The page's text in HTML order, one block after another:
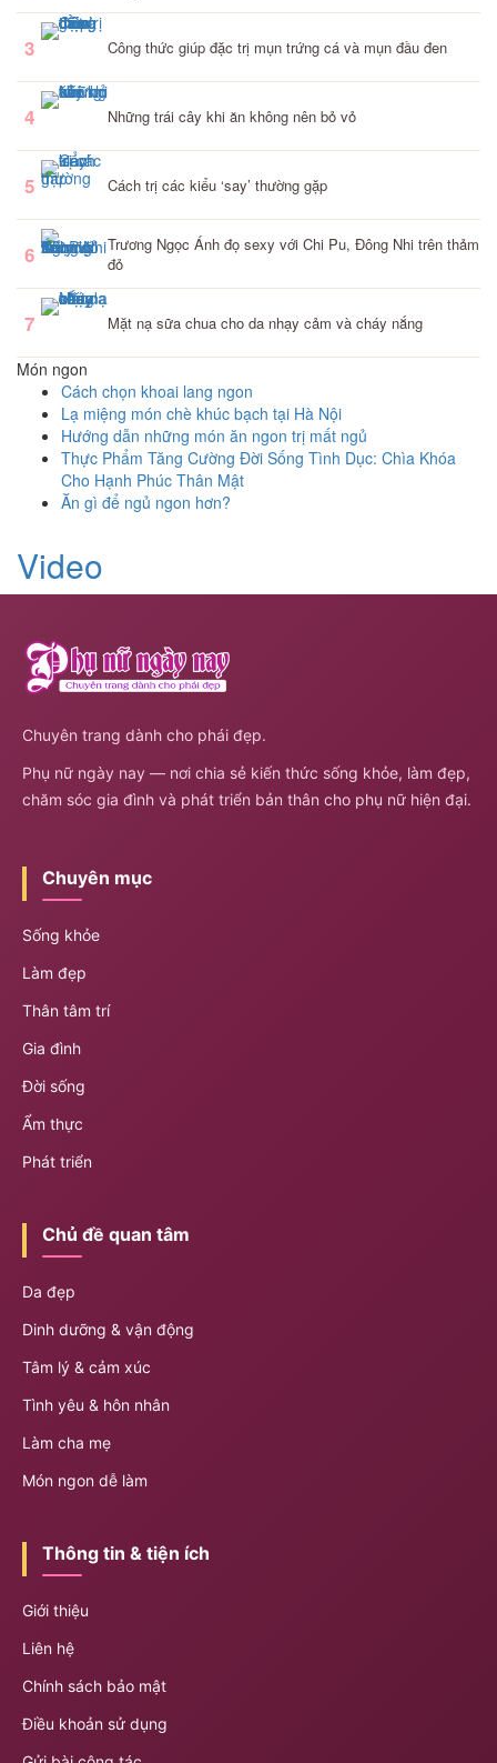
3 Công thức giúp đặc trị mụn trứng cá và mụn đầu đen
4 Những trái cây khi ăn không nên bỏ vỏ
5 Cách trị các kiểu ‘say’ thường gặp
6
Trương Ngọc Ánh đọ sexy với Chi Pu, Đông Nhi trên thảm
đỏ
7 Mặt nạ sữa chua cho da nhạy cảm và cháy nắng
Món ngon
Cách chọn khoai lang ngon
Lạ miệng món chè khúc bạch tại Hà Nội
Hướng dẫn những món ăn ngon trị mất ngủ
Thực Phẩm Tăng Cường Đời Sống Tình Dục: Chìa Khóa
Cho Hạnh Phúc Thân Mật
Ăn gì để ngủ ngon hơn?
Video
Chuyên trang dành cho phái đẹp.
Phụ nữ ngày nay — nơi chia sẻ kiến thức sống khỏe, làm đẹp,
chăm sóc gia đình và phát triển bản thân cho phụ nữ hiện đại.
Chuyên mục
Sống khỏe
Làm đẹp
Thân tâm trí
Gia đình
Đời sống
Ẩm thực
Phát triển
Chủ đề quan tâm
Da đẹp
Dinh dưỡng & vận động
Tâm lý & cảm xúc
Tình yêu & hôn nhân
Làm cha mẹ
Món ngon dễ làm
Thông tin & tiện ích
Giới thiệu
Liên hệ
Chính sách bảo mật
Điều khoản sử dụng